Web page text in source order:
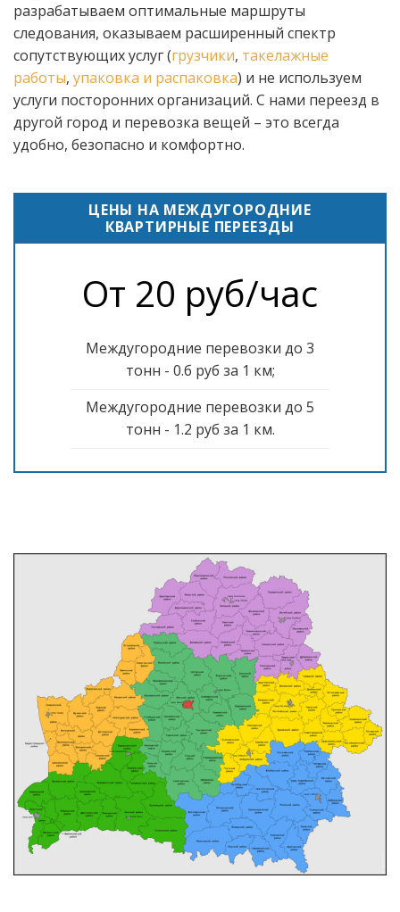
разрабатываем оптимальные маршруты
следования, оказываем расширенный спектр
сопутствующих услуг (грузчики, такелажные
работы, упаковка и распаковка) и не используем
услуги посторонних организаций. С нами переезд в
другой город и перевозка вещей – это всегда
удобно, безопасно и комфортно.
ЦЕНЫ НА МЕЖДУГОРОДНИЕ
КВАРТИРНЫЕ ПЕРЕЕЗДЫ
От 20 руб/час
Междугородние перевозки до 3
тонн - 0.б руб за 1 км;
Междугородние перевозки до 5
тонн - 1.2 руб за 1 км.